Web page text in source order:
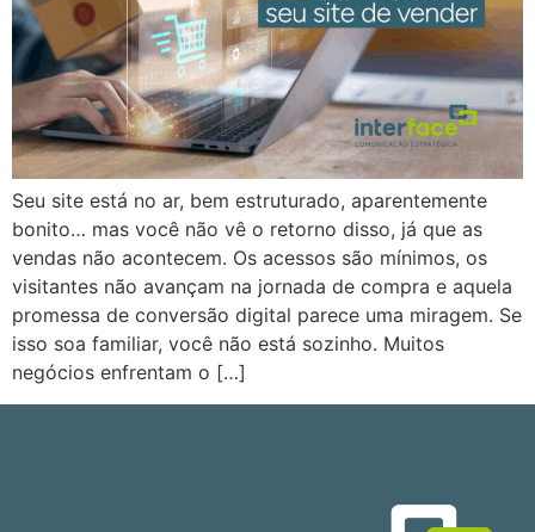
Seu site está no ar, bem estruturado, aparentemente
bonito… mas você não vê o retorno disso, já que as
vendas não acontecem. Os acessos são mínimos, os
visitantes não avançam na jornada de compra e aquela
promessa de conversão digital parece uma miragem. Se
isso soa familiar, você não está sozinho. Muitos
negócios enfrentam o […]